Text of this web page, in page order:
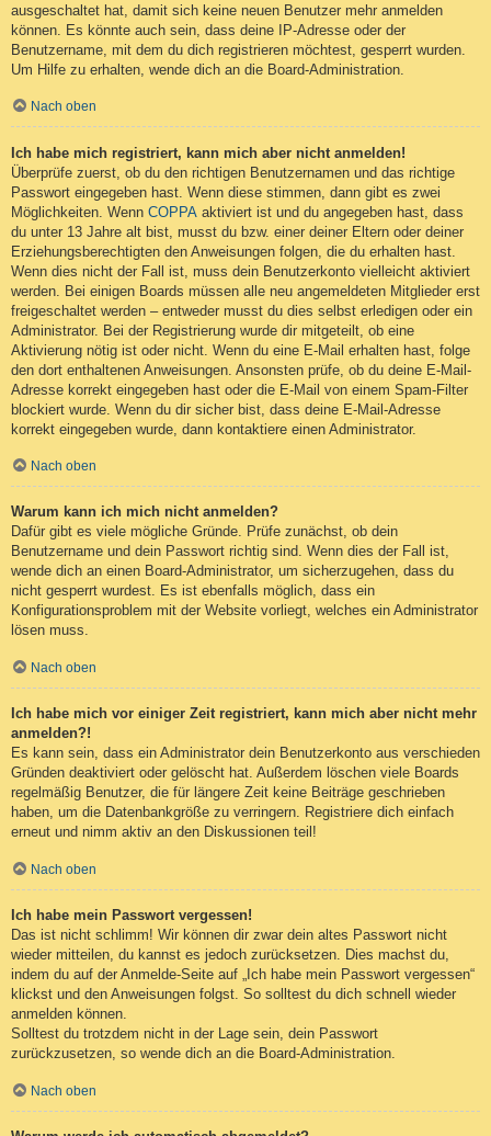
ausgeschaltet hat, damit sich keine neuen Benutzer mehr anmelden
können. Es könnte auch sein, dass deine IP-Adresse oder der
Benutzername, mit dem du dich registrieren möchtest, gesperrt wurden.
Um Hilfe zu erhalten, wende dich an die Board-Administration.
Nach oben
Ich habe mich registriert, kann mich aber nicht anmelden!
Überprüfe zuerst, ob du den richtigen Benutzernamen und das richtige
Passwort eingegeben hast. Wenn diese stimmen, dann gibt es zwei
Möglichkeiten. Wenn COPPA aktiviert ist und du angegeben hast, dass
du unter 13 Jahre alt bist, musst du bzw. einer deiner Eltern oder deiner
Erziehungsberechtigten den Anweisungen folgen, die du erhalten hast.
Wenn dies nicht der Fall ist, muss dein Benutzerkonto vielleicht aktiviert
werden. Bei einigen Boards müssen alle neu angemeldeten Mitglieder erst
freigeschaltet werden – entweder musst du dies selbst erledigen oder ein
Administrator. Bei der Registrierung wurde dir mitgeteilt, ob eine
Aktivierung nötig ist oder nicht. Wenn du eine E-Mail erhalten hast, folge
den dort enthaltenen Anweisungen. Ansonsten prüfe, ob du deine E-Mail-
Adresse korrekt eingegeben hast oder die E-Mail von einem Spam-Filter
blockiert wurde. Wenn du dir sicher bist, dass deine E-Mail-Adresse
korrekt eingegeben wurde, dann kontaktiere einen Administrator.
Nach oben
Warum kann ich mich nicht anmelden?
Dafür gibt es viele mögliche Gründe. Prüfe zunächst, ob dein
Benutzername und dein Passwort richtig sind. Wenn dies der Fall ist,
wende dich an einen Board-Administrator, um sicherzugehen, dass du
nicht gesperrt wurdest. Es ist ebenfalls möglich, dass ein
Konfigurationsproblem mit der Website vorliegt, welches ein Administrator
lösen muss.
Nach oben
Ich habe mich vor einiger Zeit registriert, kann mich aber nicht mehr
anmelden?!
Es kann sein, dass ein Administrator dein Benutzerkonto aus verschieden
Gründen deaktiviert oder gelöscht hat. Außerdem löschen viele Boards
regelmäßig Benutzer, die für längere Zeit keine Beiträge geschrieben
haben, um die Datenbankgröße zu verringern. Registriere dich einfach
erneut und nimm aktiv an den Diskussionen teil!
Nach oben
Ich habe mein Passwort vergessen!
Das ist nicht schlimm! Wir können dir zwar dein altes Passwort nicht
wieder mitteilen, du kannst es jedoch zurücksetzen. Dies machst du,
indem du auf der Anmelde-Seite auf „Ich habe mein Passwort vergessen“
klickst und den Anweisungen folgst. So solltest du dich schnell wieder
anmelden können.
Solltest du trotzdem nicht in der Lage sein, dein Passwort
zurückzusetzen, so wende dich an die Board-Administration.
Nach oben